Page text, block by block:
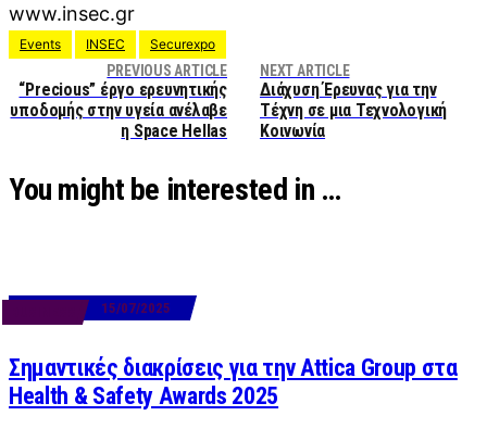
www.insec.gr
Events INSEC Securexpo
PREVIOUS ARTICLE
“Precious” έργο ερευνητικής
υποδομής στην υγεία ανέλαβε
η Space Hellas
NEXT ARTICLE
Διάχυση Έρευνας για την
Τέχνη σε μια Τεχνολογική
Κοινωνία
You might be interested in …
15/07/2025
Σημαντικές διακρίσεις για την Attica Group στα
Health & Safety Awards 2025